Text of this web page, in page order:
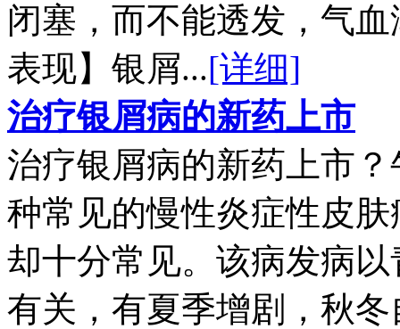
闭塞，而不能透发，气
表现】银屑...[详细]
治疗银屑病的新药上市
治疗银屑病的新药上市
种常见的慢性炎症性皮
却十分常见。该病发病
有关，有夏季增剧，秋